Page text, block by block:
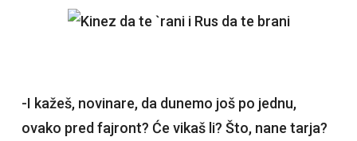
-I kažeš, novinare, da dunemo još po jednu,
ovako pred fajront? Će vikaš li? Što, nane tarja?